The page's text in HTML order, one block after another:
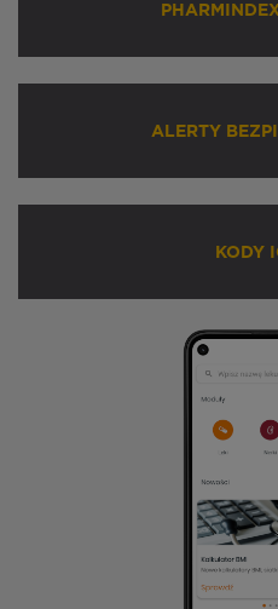
ALERTY
KODY